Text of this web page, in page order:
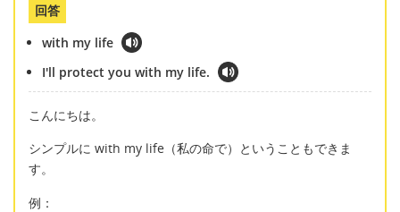
回答
with my life
I'll protect you with my life.
こんにちは。
シンプルに with my life（私の命で）ということもできま
す。
例：